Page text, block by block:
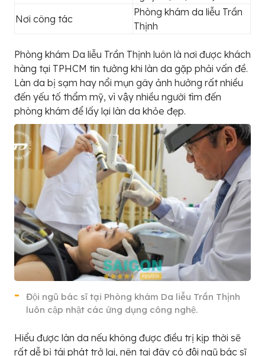
Nơi công tác
Phòng khám da liễu Trần
Thịnh
Phòng khám Da liễu Trần Thịnh luôn là nơi được khách
hàng tại TPHCM tin tưởng khi làn da gặp phải vấn đề.
Làn da bị sạm hay nổi mụn gây ảnh hưởng rất nhiều
đến yếu tố thẩm mỹ, vì vậy nhiều người tìm đến
phòng khám để lấy lại làn da khỏe đẹp.
Đội ngũ bác sĩ tại Phòng khám Da liễu Trần Thịnh
luôn cập nhật các ứng dụng công nghệ.
Hiểu được làn da nếu không được điều trị kịp thời sẽ
rất dễ bị tái phát trở lại, nên tại đây có đội ngũ bác sĩ